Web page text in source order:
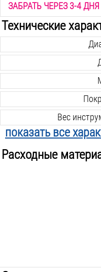
ЗАБРАТЬ ЧЕРЕЗ 3-4 ДНЯ
Технические
Вес
показать все
Расходные